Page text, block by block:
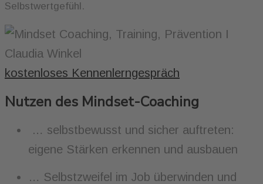
Selbstwertgefühl.
kostenloses Kennenlerngespräch
Nutzen des Mindset-Coaching
… selbstbewusst und sicher auftreten:
eigene Stärken erkennen und ausbauen
… Selbstzweifel im Job überwinden und